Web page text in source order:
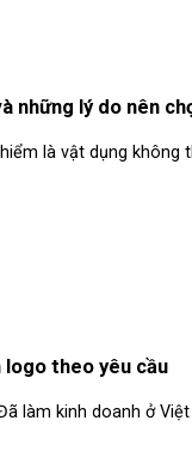
những lý do nên
là vật dụng không
logo theo yêu cầu
làm kinh doanh ở Việt